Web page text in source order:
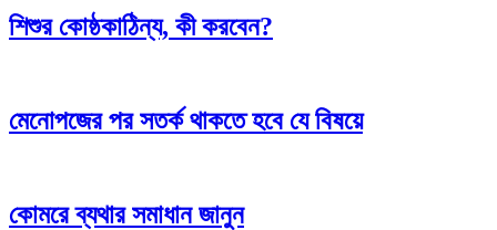
শিশুর কোষ্ঠকাঠিন্য, কী করবেন?
মেনোপজের পর সতর্ক থাকতে হবে যে বিষয়ে
কোমরে ব্যথার সমাধান জানুন